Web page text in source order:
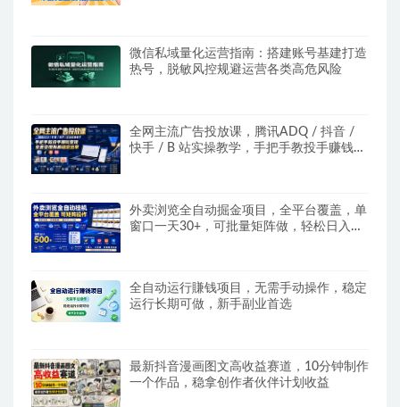
微信私域量化运营指南：搭建账号基建打造
热号，脱敏风控规避运营各类高危风险
全网主流广告投放课，腾讯ADQ / 抖音 /
快手 / B 站实操教学，手把手教投手赚钱变
外卖浏览全自动掘金项目，全平台覆盖，单
窗口一天30+，可批量矩阵做，轻松日入
全自动运行賺钱项目，无需手动操作，稳定
运行长期可做，新手副业首选
最新抖音漫画图文高收益赛道，10分钟制作
一个作品，稳拿创作者伙伴计划收益